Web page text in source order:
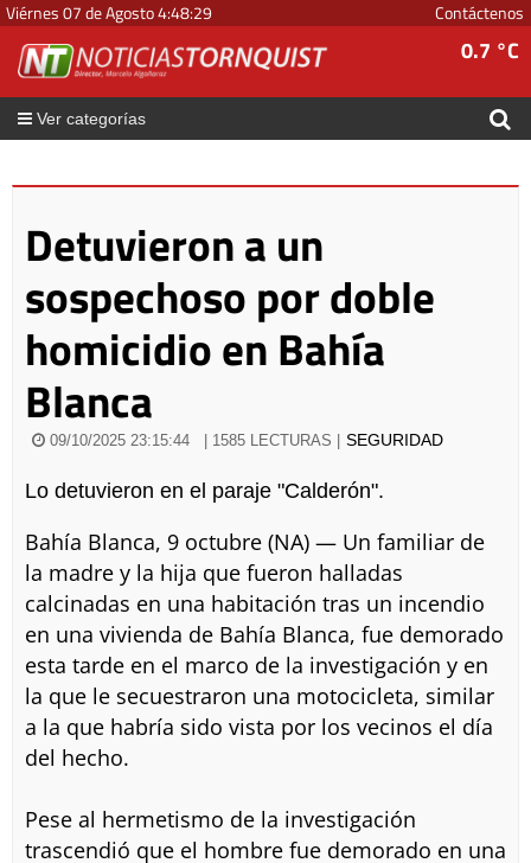
Viérnes 07 de Agosto4:48:29 Contáctenos
0.7 °C
Ver categorías
Detuvieron a un
sospechoso por doble
homicidio en Bahía
Blanca
09/10/2025 23:15:44 | 1585 LECTURAS | SEGURIDAD
Lo detuvieron en el paraje "Calderón".
Bahía Blanca, 9 octubre (NA) — Un familiar de
la madre y la hija que fueron halladas
calcinadas en una habitación tras un incendio
en una vivienda de Bahía Blanca, fue demorado
esta tarde en el marco de la investigación y en
la que le secuestraron una motocicleta, similar
a la que habría sido vista por los vecinos el día
del hecho.
Pese al hermetismo de la investigación
trascendió que el hombre fue demorado en una